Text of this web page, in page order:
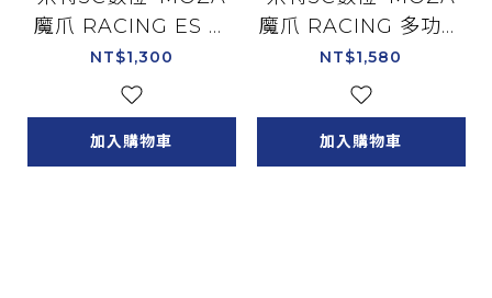
魔爪 RACING ES 方
程式本體 賽車模擬器/
RS032
NT$1,300
加入購物車
魔爪 RACING 多功能
轉接器+基座轉接頭 賽
車模擬器/RS050
NT$1,580
加入購物車